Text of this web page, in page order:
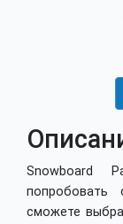
Snowboard
сможете